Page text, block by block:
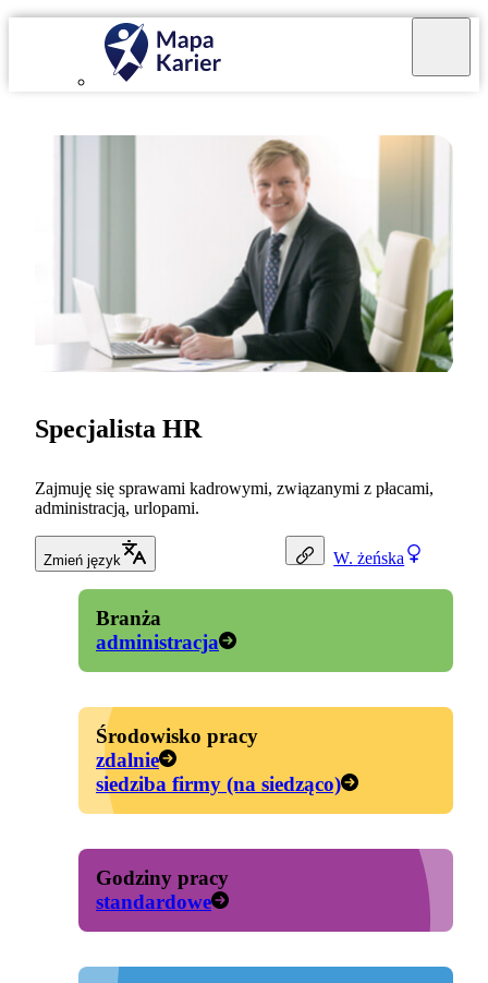
W. żeńska
Specjalista HR
Zajmuję się sprawami kadrowymi, związanymi z płacami,
administracją, urlopami.
Zmień język
Branża
administracja
Środowisko pracy
zdalnie
siedziba firmy (na siedząco)
Godziny pracy
standardowe